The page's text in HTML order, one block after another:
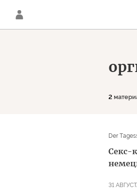
2
Der
Секс-
31